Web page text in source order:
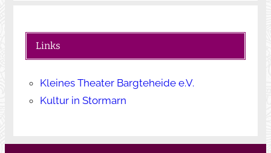
Links
Kleines Theater Bargteheide e.V.
Kultur in Stormarn